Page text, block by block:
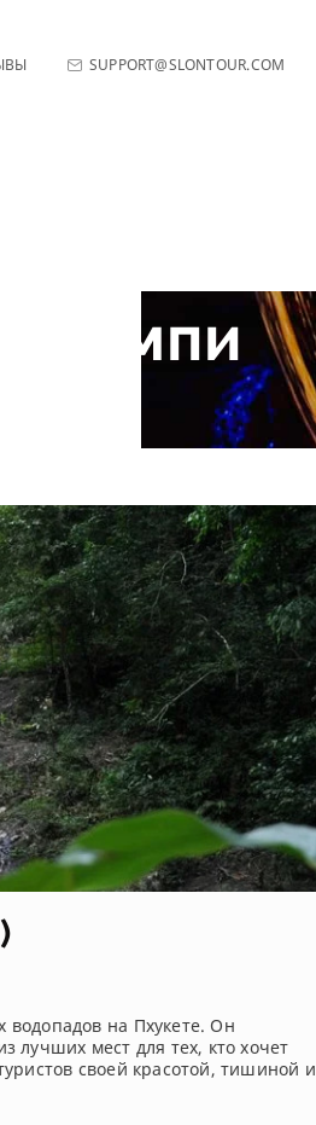
SUPPORT@SLONTOUR.COM
Лампи
на Пхукете. Он
лучших мест для тех, кто хочет
своей красотой, тишиной и